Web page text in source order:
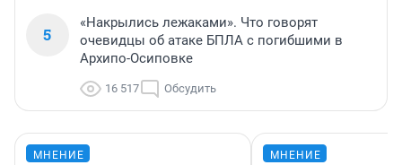
5
«Накрылись лежаками». Что говорят
очевидцы об атаке БПЛА с погибшими в
Архипо-Осиповке
16 517 Обсудить
МНЕНИЕ МНЕНИЕ